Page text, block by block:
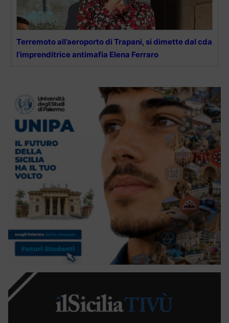
Terremoto all’aeroporto di Trapani, si dimette dal cda
l’imprenditrice antimafia Elena Ferraro